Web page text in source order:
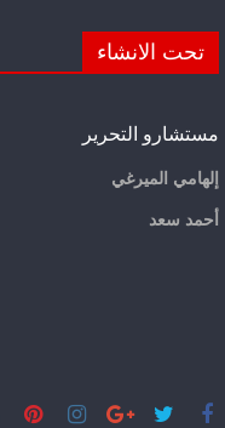
تحت الانشاء
مستشارو التحرير
إلهامي الميرغي
أحمد سعد